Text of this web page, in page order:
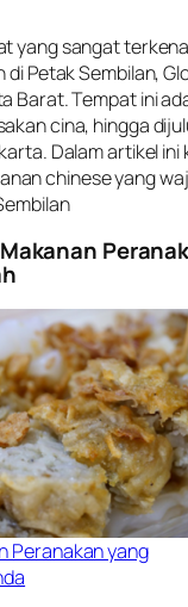
yang sangat
di Petak Sembilan,
Barat. Tempat ini
cina, hingga
Dalam artikel ini
chinese yang
Peranakan yang